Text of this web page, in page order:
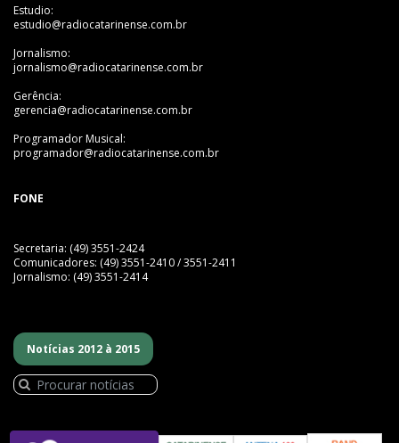
Estudio:
estudio@radiocatarinense.com.br
Jornalismo:
jornalismo@radiocatarinense.com.br
Gerência:
gerencia@radiocatarinense.com.br
Programador Musical:
programador@radiocatarinense.com.br
FONE
Secretaria: (49) 3551-2424
Comunicadores: (49) 3551-2410 / 3551-2411
Jornalismo: (49) 3551-2414
Notícias 2012 à 2015